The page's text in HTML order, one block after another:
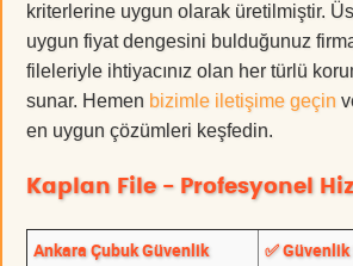
kriterlerine uygun olarak üretilmiştir.
uygun fiyat dengesini bulduğunuz
fileleriyle ihtiyacınız olan her türlü
sunar. Hemen bizimle iletişime geçin
en uygun çözümleri keşfedin.
Kaplan File - Profesyonel
Ankara Çubuk Güvenlik
✅